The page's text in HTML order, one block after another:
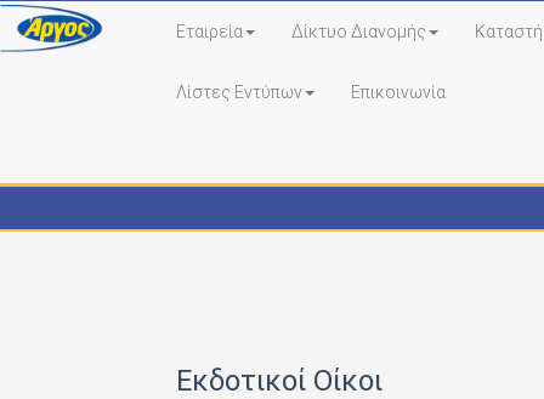
Εταιρεία Δίκτυο Διανομής
Λίστες Εντύπων Επικοινωνία
Εκδοτικοί Οίκοι